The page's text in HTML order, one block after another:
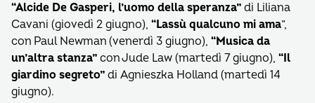
“Alcide De Gasperi, l’uomo della speranza” di Liliana
Cavani (giovedì 2 giugno), “Lassù qualcuno mi ama”,
con Paul Newman (venerdì 3 giugno), “Musica da
un’altra stanza” con Jude Law (martedì 7 giugno), “Il
giardino segreto” di Agnieszka Holland (martedì 14
giugno).